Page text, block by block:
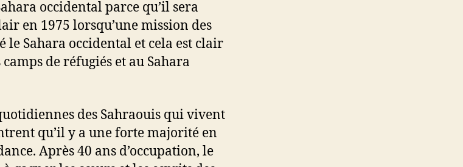
occidental parce qu’il sera
en 1975 lorsqu’une mission des
le Sahara occidental et cela est clair
de réfugiés et au Sahara
des Sahraouis qui vivent
qu’il y a une forte majorité en
Après 40 ans d’occupation, le